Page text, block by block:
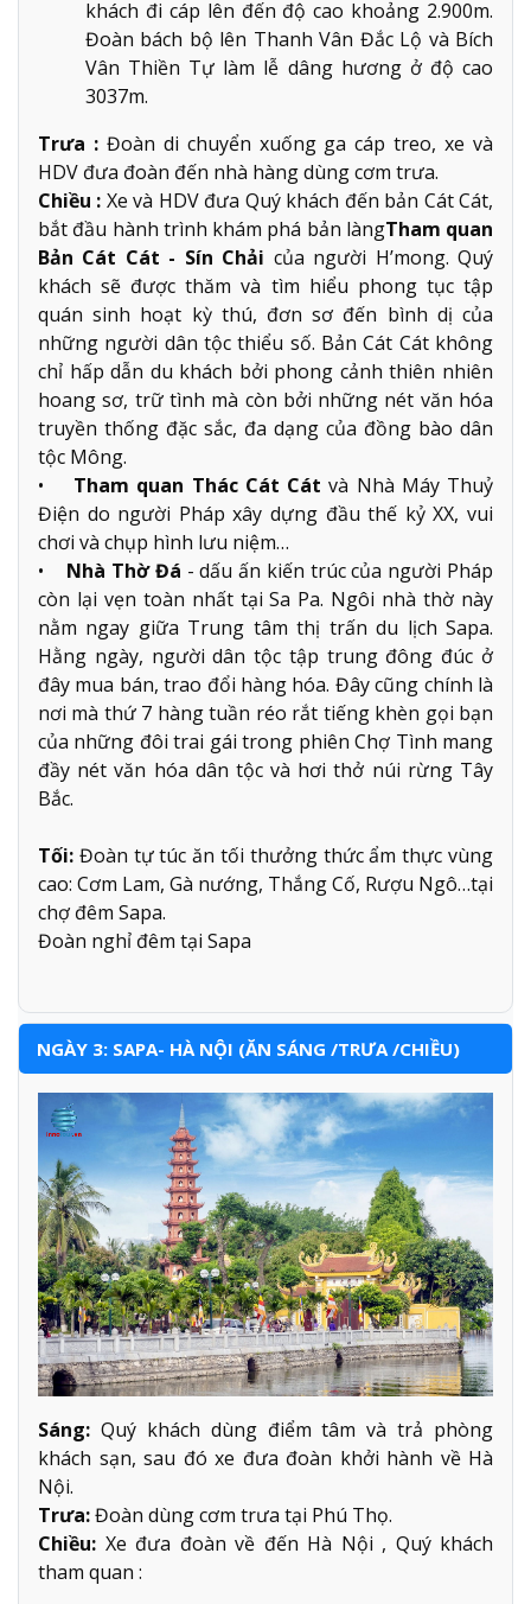
khách đi cáp lên đến độ cao khoảng 2.900m.
Đoàn bách bộ lên Thanh Vân Đắc Lộ và Bích
Vân Thiền Tự làm lễ dâng hương ở độ cao
3037m.
Trưa :Đoàn di chuyển xuống ga cáp treo, xe và
HDV đưa đoàn đến nhà hàng dùng cơm trưa.
Chiều : Xe và HDV đưa Quý khách đến bản Cát Cát,
bắt đầu hành trình khám phá bản làngTham quan
Bản Cát Cát - Sín Chải của người H’mong. Quý
khách sẽ được thăm và tìm hiểu phong tục tập
quán sinh hoạt kỳ thú, đơn sơ đến bình dị của
những người dân tộc thiểu số. Bản Cát Cát không
chỉ hấp dẫn du khách bởi phong cảnh thiên nhiên
hoang sơ, trữ tình mà còn bởi những nét văn hóa
truyền thống đặc sắc, đa dạng của đồng bào dân
tộc Mông.
•
Tham quan Thác Cát Cátvà Nhà Máy Thuỷ
Điện do người Pháp xây dựng đầu thế kỷ XX, vui
chơi và chụp hình lưu niệm…
• Nhà Thờ Đá - dấu ấn kiến trúc của người Pháp
còn lại vẹn toàn nhất tại Sa Pa. Ngôi nhà thờ này
nằm ngay giữa Trung tâm thị trấn du lịch Sapa.
Hằng ngày, người dân tộc tập trung đông đúc ở
đây mua bán, trao đổi hàng hóa. Đây cũng chính là
nơi mà thứ 7 hàng tuần réo rắt tiếng khèn gọi bạn
của những đôi trai gái trong phiên Chợ Tình mang
đầy nét văn hóa dân tộc và hơi thở núi rừng Tây
Bắc.
Tối: Đoàn tự túc ăn tối thưởng thức ẩm thực vùng
cao: Cơm Lam, Gà nướng, Thắng Cố, Rượu Ngô…tại
chợ đêm Sapa.
Đoàn nghỉ đêm tại Sapa
NGÀY 3: SAPA- HÀ NỘI (ĂN SÁNG /TRƯA /CHIỀU)
Sáng: Quý khách dùng điểm tâm và trả phòng
khách sạn, sau đó xe đưa đoàn khởi hành về Hà
Nội.
Trưa:Đoàn dùng cơm trưa tại Phú Thọ.
Chiều: Xe đưa đoàn về đến Hà Nội , Quý khách
tham quan :